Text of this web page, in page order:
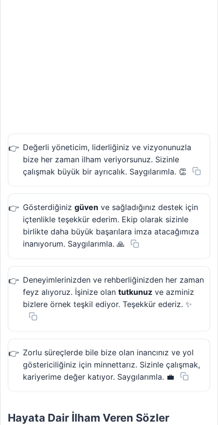
Değerli yöneticim, liderliğiniz ve vizyonunuzla
bize her zaman ilham veriyorsunuz. Sizinle
çalışmak büyük bir ayrıcalık. Saygılarımla. 👏
Gösterdiğiniz güven ve sağladığınız destek için
içtenlikle teşekkür ederim. Ekip olarak sizinle
birlikte daha büyük başarılara imza atacağımıza
inanıyorum. Saygılarımla. 🙏
Deneyimlerinizden ve rehberliğinizden her zaman
feyz alıyoruz. İşinize olan tutkunuz ve azminiz
bizlere örnek teşkil ediyor. Teşekkür ederiz. ✨
Zorlu süreçlerde bile bize olan inancınız ve yol
göstericiliğiniz için minnettarız. Sizinle çalışmak,
kariyerime değer katıyor. Saygılarımla. 💼
Hayata Dair İlham Veren Sözler